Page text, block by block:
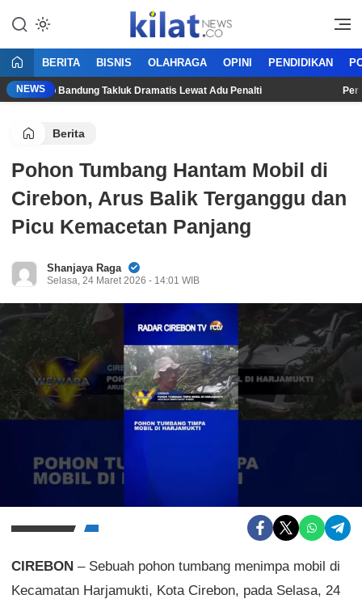
KilatNews.co
Mencerdaskan Anak Bangsa
BERITA BISNIS OLAHRAGA OPINI PENDIDIKAN
NEWSBandung Takluk Dramatis Lewat Adu Penalti Persija
Berita
Pohon Tumbang Hantam Mobil di
Cirebon, Arus Balik Terganggu dan
Picu Kemacetan Panjang
Shanjaya Raga
Selasa, 24 Maret 2026 - 14:01 WIB
CIREBON – Sebuah pohon tumbang menimpa mobil di
Kecamatan Harjamukti, Kota Cirebon, pada Selasa, 24